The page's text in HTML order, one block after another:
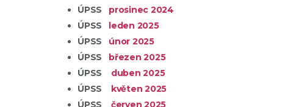
ÚPSS
prosinec 2024
ÚPSS leden 2025
ÚPSS únor 2025
ÚPSS březen 2025
ÚPSS duben 2025
ÚPSS
květen 2025
ÚPSSčerven 2025